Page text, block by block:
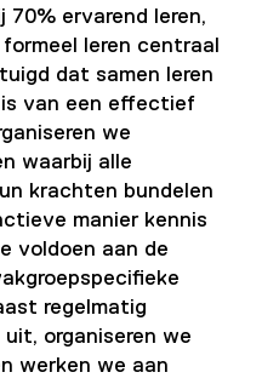
ervarend leren,
leren centraal
dat samen leren
van een effectief
we
waarbij alle
krachten bundelen
manier kennis
voldoen aan de
regelmatig
organiseren we
werken we aan